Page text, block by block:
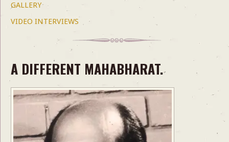
GALLERY
VIDEO INTERVIEWS
A DIFFERENT MAHABHARAT.